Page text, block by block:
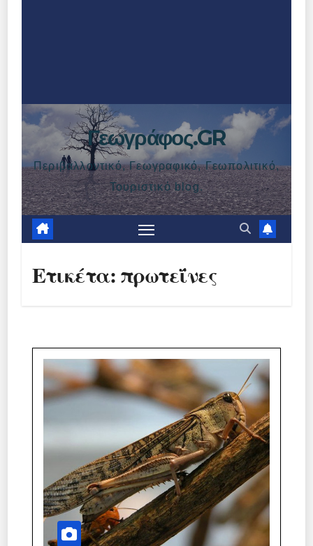
Γεωγράφος.GR
Περιβαλλοντικό, Γεωγραφικό, Γεωπολιτικό,
Τουριστικό blog.
Ετικέτα:πρωτεΐνες